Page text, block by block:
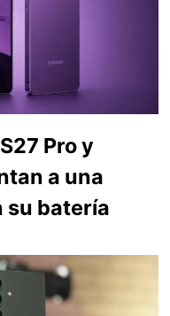
Pro y
a una
su batería